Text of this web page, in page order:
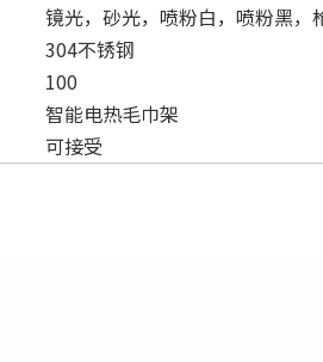
镜光，砂光，喷粉白，喷粉黑，
304不锈钢
100
智能电热毛巾架
可接受